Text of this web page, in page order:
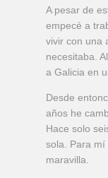
A pesar de
empecé a
vivir con una
necesitaba.
a Galicia en
Desde
años he
Hace solo
sola. Para mí
maravilla.